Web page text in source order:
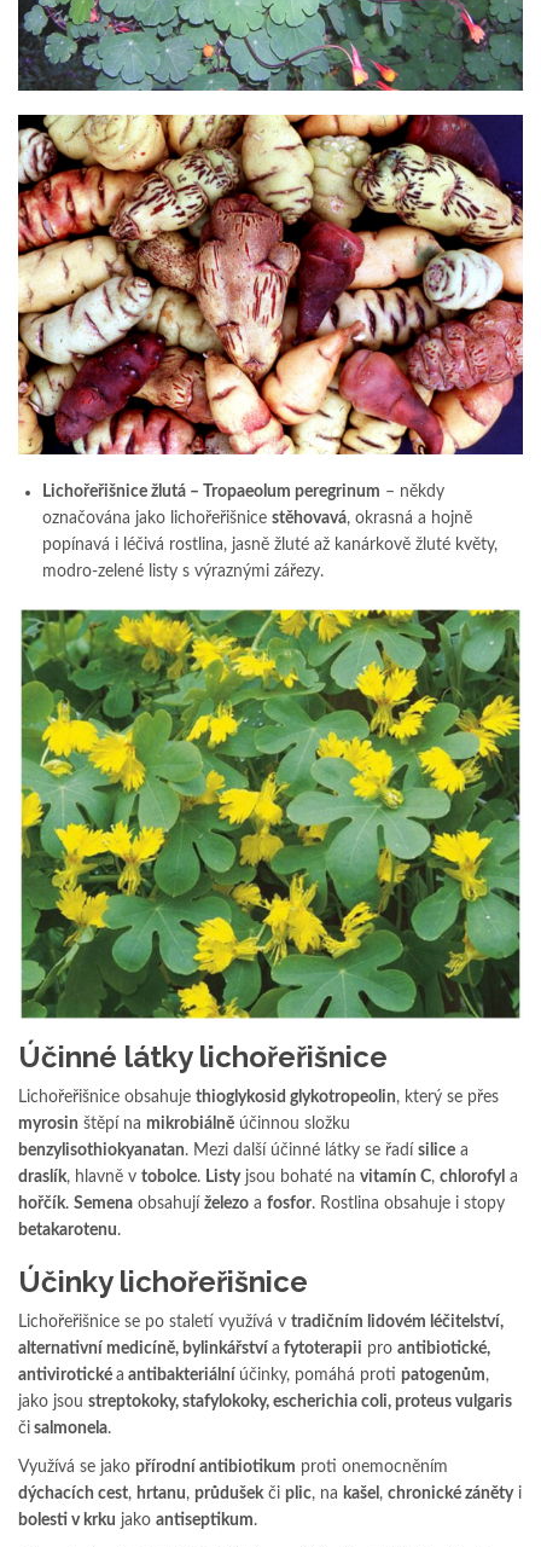
Lichořeřišnice žlutá – Tropaeolum peregrinum – někdy
označována jako lichořeřišnice stěhovavá, okrasná a hojně
popínavá i léčivá rostlina, jasně žluté až kanárkově žluté květy,
modro-zelené listy s výraznými zářezy.
Účinné látky lichořeřišnice
Lichořeřišnice obsahuje thioglykosid glykotropeolin, který se přes
myrosin štěpí na mikrobiálně účinnou složku
benzylisothiokyanatan. Mezi další účinné látky se řadí silice a
draslík, hlavně v tobolce. Listyjsou bohaté na vitamín C, chlorofyl a
hořčík. Semena obsahují železo a fosfor. Rostlina obsahuje i stopy
betakarotenu.
Účinky lichořeřišnice
Lichořeřišnice se po staletí využívá v tradičním lidovém léčitelství,
alternativní medicíně, bylinkářství a fytoterapii pro antibiotické,
antivirotické a antibakteriální účinky, pomáhá proti patogenům,
jako jsou streptokoky, stafylokoky, escherichia coli, proteus vulgaris
či salmonela.
Využívá se jako přírodní antibiotikum proti onemocněním
dýchacích cest, hrtanu, průdušekči plic, na kašel , chronické zánětyi
bolesti v krku jako antiseptikum.